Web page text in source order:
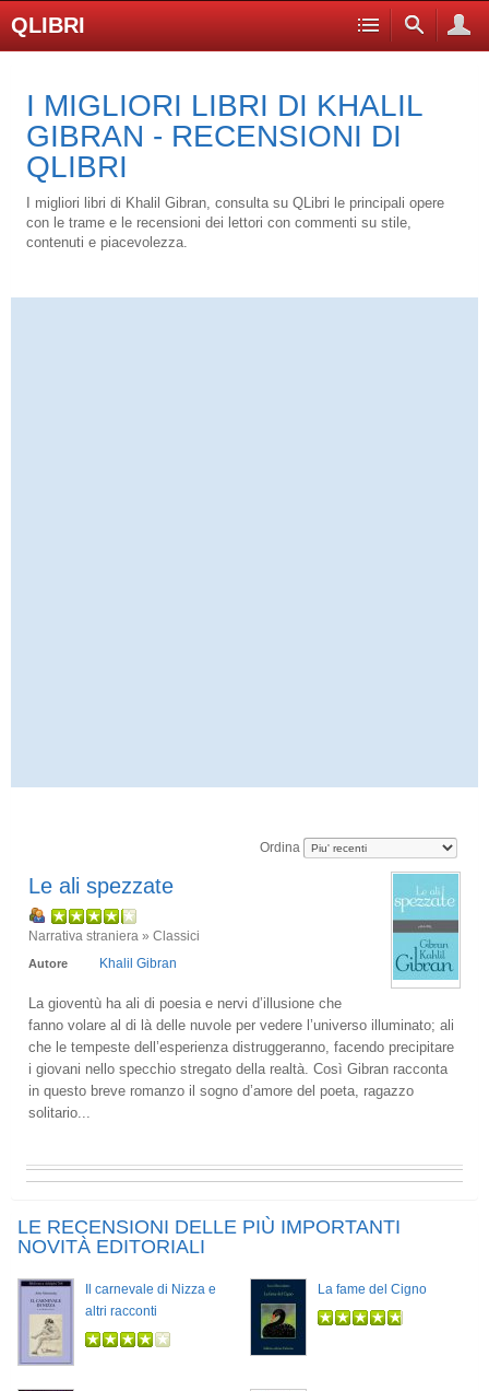
QLIBRI
I MIGLIORI LIBRI DI KHALIL
GIBRAN - RECENSIONI DI
QLIBRI
I migliori libri di Khalil Gibran, consulta su QLibri le principali opere
con le trame e le recensioni dei lettori con commenti su stile,
contenuti e piacevolezza.
Ordina
Le ali spezzate
Narrativa straniera » Classici
Autore Khalil Gibran
La gioventù ha ali di poesia e nervi d’illusione che
fanno volare al di là delle nuvole per vedere l’universo illuminato; ali
che le tempeste dell’esperienza distruggeranno, facendo precipitare
i giovani nello specchio stregato della realtà. Così Gibran racconta
in questo breve romanzo il sogno d’amore del poeta, ragazzo
solitario...
LE RECENSIONI DELLE PIÙ IMPORTANTI
NOVITÀ EDITORIALI
Il carnevale di Nizza e
altri racconti
La fame del Cigno